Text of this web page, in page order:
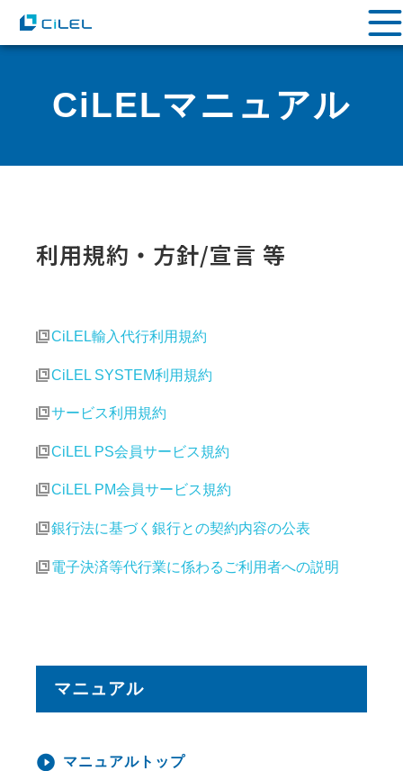
CiLELマニュアル
利用規約・方針/宣言 等
CiLEL輸入代行利用規約
CiLEL SYSTEM利用規約
サービス利用規約
CiLEL PS会員サービス規約
CiLEL PM会員サービス規約
銀行法に基づく銀行との契約内容の公表
電子決済等代行業に係わるご利用者への説明
マニュアル
マニュアルトップ